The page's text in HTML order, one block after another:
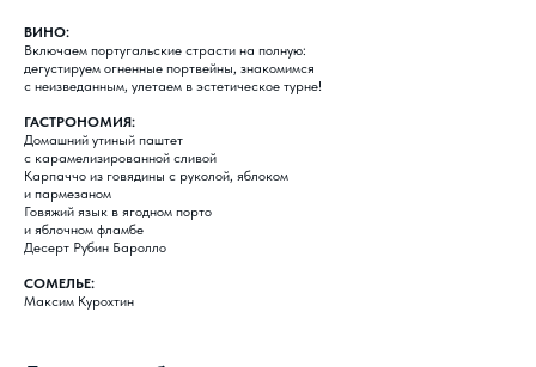
ВИНО:
Включаем португальские страсти на полную:
дегустируем огненные портвейны, знакомимся
с неизведанным, улетаем в эстетическое турне!
ГАСТРОНОМИЯ:
Домашний утиный паштет
с карамелизированной сливой
Карпаччо из говядины с руколой, яблоком
и пармезаном
Говяжий язык в ягодном порто
и яблочном фламбе
Десерт Рубин Баролло
СОМЕЛЬЕ:
Максим Курохтин